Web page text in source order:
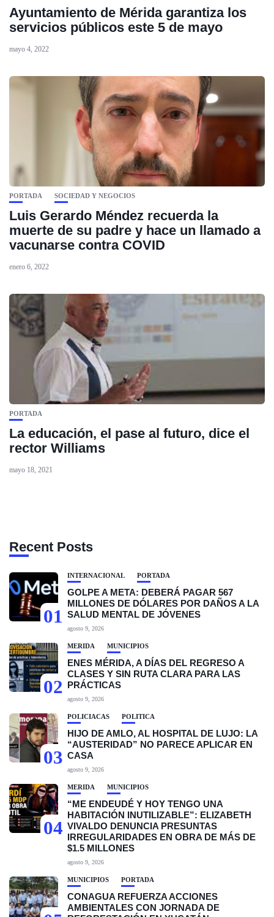
Ayuntamiento de Mérida garantiza los
servicios públicos este 5 de mayo
mayo 4, 2022
PORTADA SOCIEDAD Y NEGOCIOS
Luis Gerardo Méndez recuerda la
muerte de su padre y hace un llamado a
vacunarse contra COVID
enero 6, 2022
PORTADA
La educación, el pase al futuro, dice el
rector Williams
mayo 18, 2021
Recent Posts
01
INTERNACIONAL PORTADA
GOLPE A META: DEBERÁ PAGAR 567
MILLONES DE DÓLARES POR DAÑOS A LA
SALUD MENTAL DE JÓVENES
agosto 9, 2026
02
MÉRIDA MUNICIPIOS
ENES MÉRIDA, A DÍAS DEL REGRESO A
CLASES Y SIN RUTA CLARA PARA LAS
PRÁCTICAS
agosto 9, 2026
03
POLICIACAS POLÍTICA
HIJO DE AMLO, AL HOSPITAL DE LUJO: LA
“AUSTERIDAD” NO PARECE APLICAR EN
CASA
agosto 9, 2026
04
MÉRIDA MUNICIPIOS
“ME ENDEUDÉ Y HOY TENGO UNA
HABITACIÓN INUTILIZABLE”: ELIZABETH
VIVALDO DENUNCIA PRESUNTAS
IRREGULARIDADES EN OBRA DE MÁS DE
$1.5 MILLONES
agosto 9, 2026
MUNICIPIOS PORTADA
CONAGUA REFUERZA ACCIONES
AMBIENTALES CON JORNADA DE